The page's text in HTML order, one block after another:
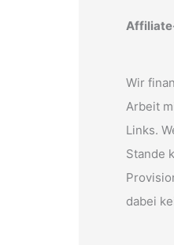
Wir
Arbeit
Links.
Stande
dabei